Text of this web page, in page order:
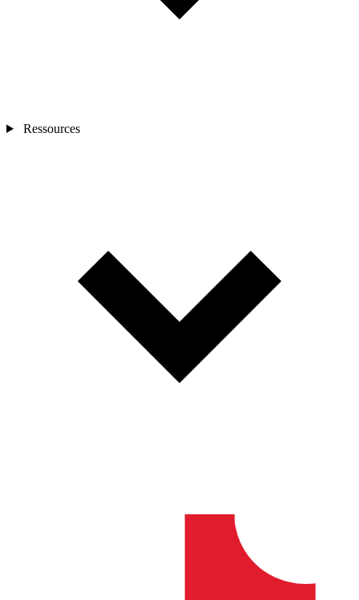
Ressources